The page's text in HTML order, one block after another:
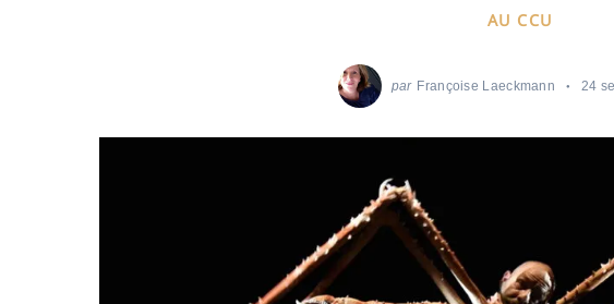
AU CCU
par Françoise Laeckmann 24